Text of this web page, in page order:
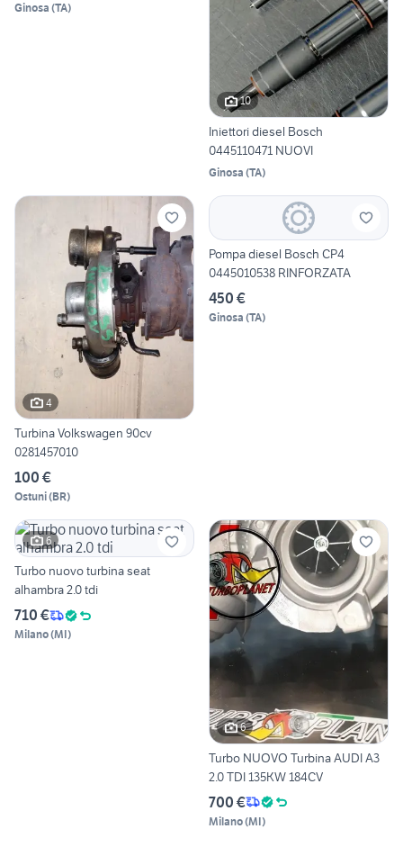
Ginosa (TA)
10
Iniettori diesel Bosch
0445110471 NUOVI
Ginosa (TA)
4
Turbina Volkswagen 90cv
0281457010
100 €
Ostuni(BR)
Pompa diesel Bosch CP4
0445010538 RINFORZATA
450 €
Ginosa (TA)
6
Turbo nuovo turbina seat
alhambra 2.0 tdi
710 €
Milano(MI)
6
Turbo NUOVO Turbina AUDI A3
2.0 TDI 135KW 184CV
700 €
Milano(MI)